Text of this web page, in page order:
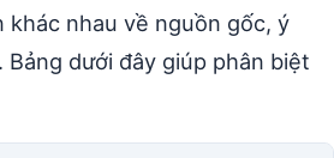
khác nhau về nguồn gốc, ý
Bảng dưới đây giúp phân biệt